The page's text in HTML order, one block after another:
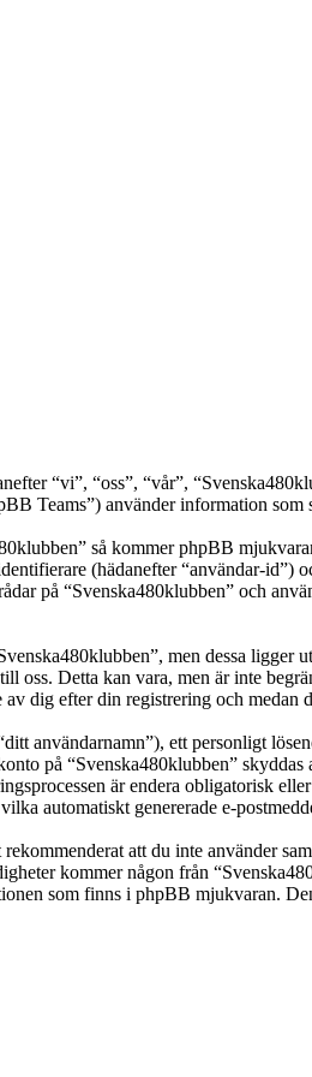
“vi”, “oss”, “vår”,
Teams”) använder information
så kommer phpBB
(hädanefter “användar-id”)
på “Svenska480klubben” och
men dessa ligger
Detta kan vara, men är inte
dig efter din registrering och medan
användarnamn”), ett personligt
på “Svenska480klubben”
är endera obligatorisk
automatiskt genererade e-
att du inte använder
kommer någon från
som finns i phpBB mjukvaran.